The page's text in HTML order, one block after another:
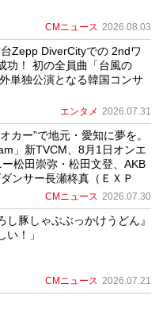
CMニュース 2026.08.03
Zepp DiverCityでの 2ndワ
功！ 初の全員曲「台風の
単独公演となる韓国コンサ
エンタメ 2026.07.31
カー”で地元・愛知に夢を。
」新TVCM、8月1日オンエ
松田崇弥・松田文登、AKB
ンサー長瀬柊真（ＥＸＰ
CMニュース 2026.07.30
し豚しゃぶぶっかけうどん』
！」
CMニュース 2026.07.21